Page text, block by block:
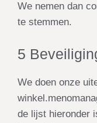
We nemen dan
te stemmen.
5
We doen onze
de lijst hieronder